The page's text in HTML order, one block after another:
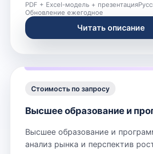
PDF + Excel-модель + презентация
Обновление ежегодное
Читать описание
Стоимость по запросу
Высшее образование и
Высшее образование и
анализ рынка и перспектив